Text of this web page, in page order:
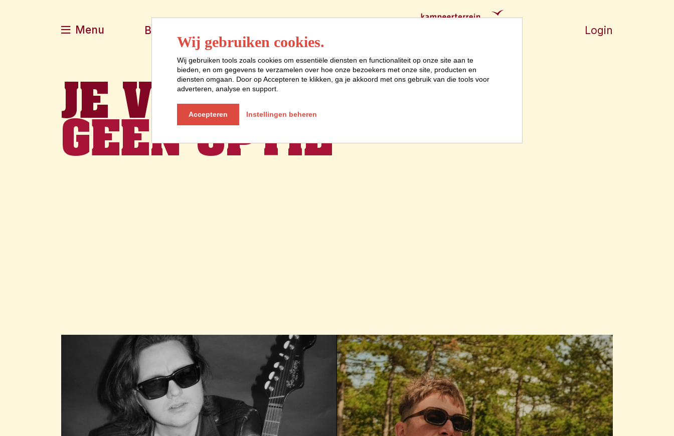
Menu Boek je verblijf Login
JE VERVELEN IS
GEEN OPTIE
Wij gebruiken cookies.
Wij gebruiken tools zoals cookies om essentiële diensten en functionaliteit op onze site aan te
bieden, en om gegevens te verzamelen over hoe onze bezoekers met onze site, producten en
diensten omgaan. Door op Accepteren te klikken, ga je akkoord met ons gebruik van die tools voor
adverteren, analyse en support.
Accepteren Instellingen beheren